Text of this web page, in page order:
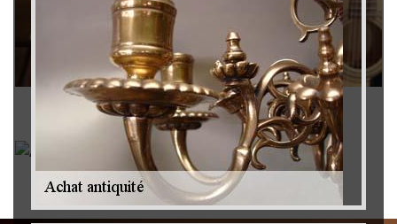
Rachat instrument de musique 79
Achat antiquité 79